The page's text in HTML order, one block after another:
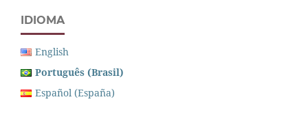
IDIOMA
English
Português (Brasil)
Español (España)